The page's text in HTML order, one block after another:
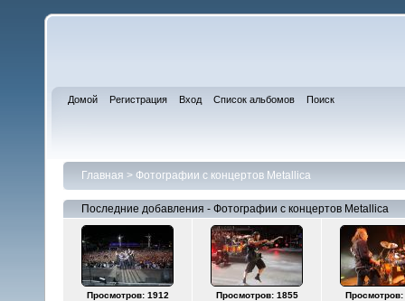
Домой Регистрация Вход Список альбомов Поиск
Главная > Фотографии с концертов Metallica
Последние добавления - Фотографии с концертов Metallica
Просмотров: 1912
Просмотров: 1855
Просмотров: